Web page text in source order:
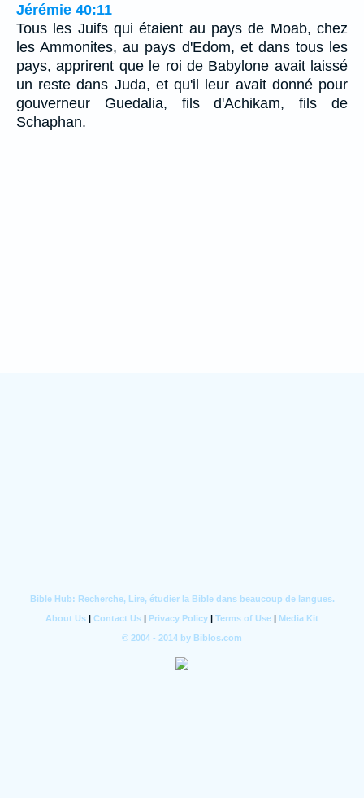
Jérémie 40:11
Tous les Juifs qui étaient au pays de Moab, chez
les Ammonites, au pays d'Edom, et dans tous les
pays, apprirent que le roi de Babylone avait laissé
un reste dans Juda, et qu'il leur avait donné pour
gouverneur Guedalia, fils d'Achikam, fils de
Schaphan.